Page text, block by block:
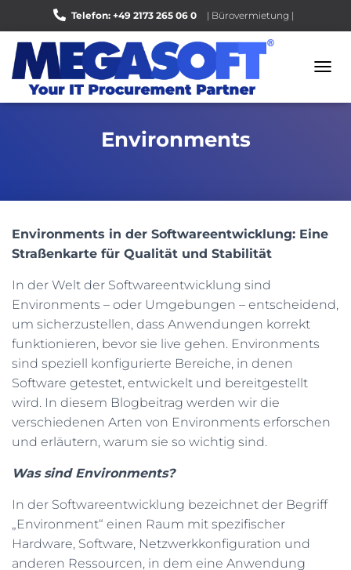
Telefon: +49 2173 265 06 0 | Bürovermietung |
Bewerten Sie uns auf Google |
O
A
Environments
Environments in der Softwareentwicklung: Eine
Straßenkarte für Qualität und Stabilität
In der Welt der Softwareentwicklung sind
Environments – oder Umgebungen – entscheidend,
um sicherzustellen, dass Anwendungen korrekt
funktionieren, bevor sie live gehen. Environments
sind speziell konfigurierte Bereiche, in denen
Software getestet, entwickelt und bereitgestellt
wird. In diesem Blogbeitrag werden wir die
verschiedenen Arten von Environments erforschen
und erläutern, warum sie so wichtig sind.
Was sind Environments?
In der Softwareentwicklung bezeichnet der Begriff
„Environment“ einen Raum mit spezifischer
Hardware, Software, Netzwerkkonfiguration und
anderen Ressourcen, in dem eine Anwendung